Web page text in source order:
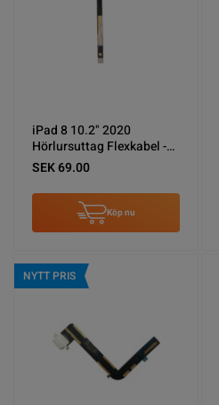
iPad 8 10.2" 2020
Hörlursuttag Flexkabel -
Svart
SEK 69.00
Köp nu
NYTT PRIS